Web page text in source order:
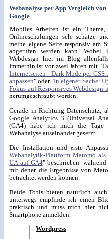
Webanalyse per App Vergleich
Google
Mobiles Arbeiten ist ein
Onlineschulungen sehr schätze
meine eigene Seite responsiv am
abgerufen werden kann. Wobei
Webdesign hier im Blog
Immerhin ist vor zwei Jahren mit "
Internetseiten - Dark Mode per CSS
anpassen" oder "In eigener Sache:
Fokus auf Responsives Webdesign
herumgeschraubt worden.
Gerade in Richtung Datenschutz,
Google Analytics 3 (Universal
(GA4) habe ich mich die
Webanalyse auseinander gesetzt.
Die Installation und erste
Webanalytik-Plattform Matomo
UA auf GA4" beschrieben
mit denen die Ergebnisse von
betrachtet werden können.
Beide Tools bieten natürlich
unterwegs empfinde ich einen
praktisch und muss mich hier
Smartphone anmelden.
Wordpress